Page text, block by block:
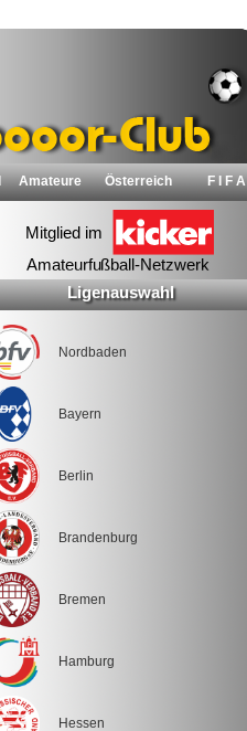
Amateure Österreich F I F A
Ligenauswahl
Nordbaden
Bayern
Berlin
Brandenburg
Bremen
Hamburg
Hessen